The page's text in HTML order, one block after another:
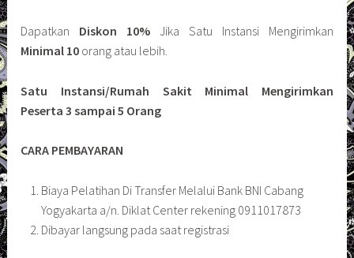
Dapatkan Diskon 10% Jika Satu Instansi Mengirimkan
Minimal 10 orang atau lebih.
Satu Instansi/Rumah Sakit Minimal Mengirimkan
Peserta 3 sampai 5 Orang
CARA PEMBAYARAN
Biaya Pelatihan Di Transfer Melalui Bank BNI Cabang
Yogyakarta a/n. Diklat Center rekening 0911017873
Dibayar langsung pada saat registrasi